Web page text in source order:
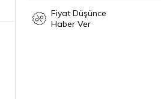
Fiyat Düşünce
Haber Ver